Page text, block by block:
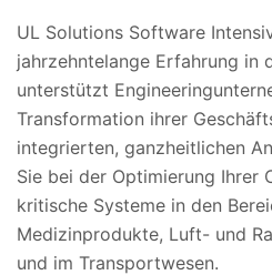
UL Solutions Software
jahrzehntelange Erfahrung in
unterstützt
Transformation ihrer
integrierten, ganzheitlichen
Sie bei der Optimierung Ihrer
kritische Systeme in den
Medizinprodukte, Luft- und
und im Transportwesen.